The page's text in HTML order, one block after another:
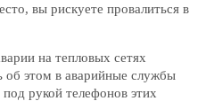
вы рискуете провалиться в
на тепловых сетях
об этом в аварийные службы
рукой телефонов этих